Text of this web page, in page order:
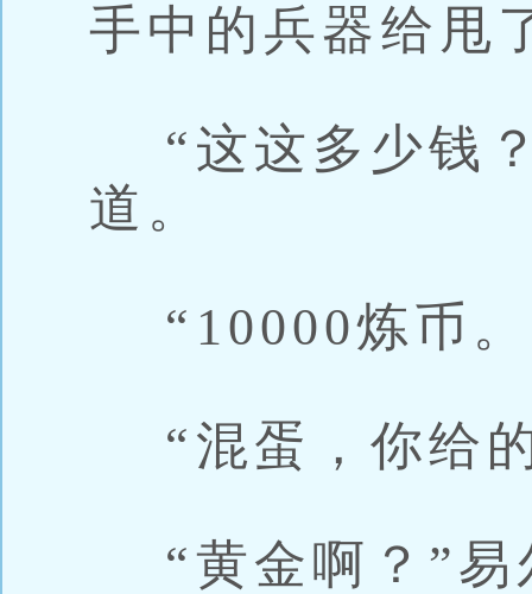
手中的兵器给甩
“这这多少钱
道。
“10000炼币
“混蛋，你给
“黄金啊？”易